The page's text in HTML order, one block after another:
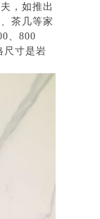
，如推出
茶几等家
、800
寸是岩